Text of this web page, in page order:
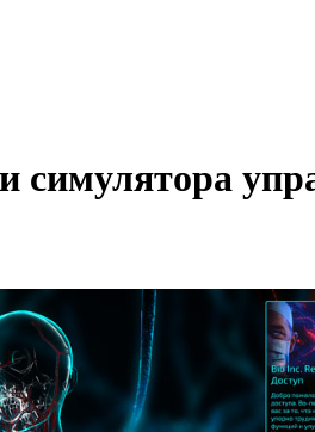
симулятора